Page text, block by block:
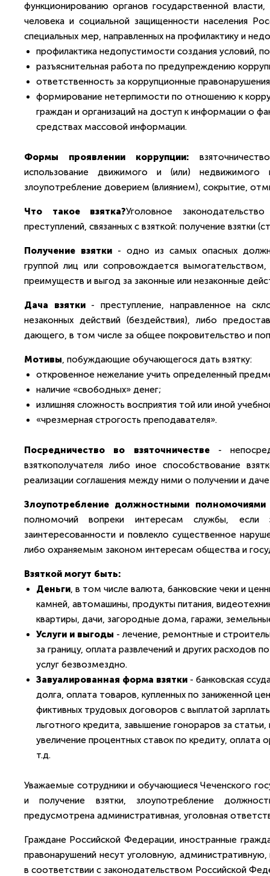
функционированию органов государственной
человека и социальной защищенности населения
специальных мер, направленных на профилактику и
профилактика недопустимости создания условий,
разъяснительная работа по предупреждению
ответственность за коррупционные
формирование нетерпимости по отношению к
граждан и организаций на доступ к информации о
средствах массовой информации.
Формы проявлении коррупции:
использование движимого и (или) недвижимого
злоупотребление доверием (влиянием), сокрытие,
Что такое взятка?Уголовное
преступлений, связанных с взяткой: получение взятки
Получение взятки - одно из самых опасных
группой лиц или сопровождается
преимуществ и выгод за законные или незаконные
Дача взятки- преступление, направленное на
незаконных действий (бездействия), либо
дающего, в том числе за общее покровительство и
Мотивы, побуждающие обучающегося дать взятку:
откровенное нежелание учить определенный
наличие «свободных» денег;
излишняя сложность восприятия той или иной
«чрезмерная строгость преподавателя».
Посредничество во взяточничестве-
взяткополучателя либо иное способствование
реализации соглашения между ними о получении и даче
Злоупотребление должностными полномочиями
полномочий вопреки интересам службы,
заинтересованности и повлекло существенное
либо охраняемым законом интересам общества и
Взяткой могут быть:
Деньги, в том числе валюта, банковские чеки и
камней, автомашины, продукты питания,
квартиры, дачи, загородные дома, гаражи,
Услуги и выгоды - лечение, ремонтные и
за границу, оплата развлечений и других расходов
услуг безвозмездно.
Завуалированная форма взятки - банковская
долга, оплата товаров, купленных по заниженной
фиктивных трудовых договоров с выплатой
льготного кредита, завышение гонораров за
увеличение процентных ставок по кредиту, оплата
т.д.
Уважаемые сотрудники и обучающиеся Чеченского
и получение взятки, злоупотребление
предусмотрена административная, уголовная
Граждане Российской Федерации, иностранные
правонарушений несут уголовную,
в соответствии с законодательством Российской